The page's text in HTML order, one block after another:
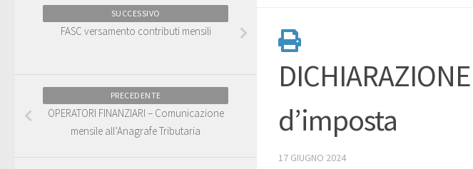
d’imposta
17 GIUGNO 2024
SUCCESSIVO
FASC versamento contributi mensili
PRECEDENTE
OPERATORI FINANZIARI – Comunicazione
mensile all’Anagrafe Tributaria